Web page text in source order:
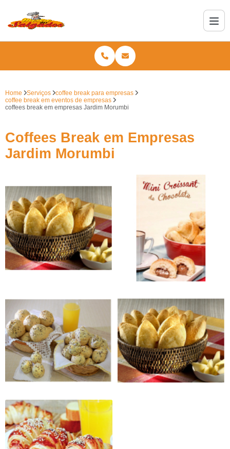
Home Serviços
coffee break para empresas
coffee break em eventos de empresas
coffees break em empresas Jardim Morumbi
Coffees Break em Empresas
Jardim Morumbi